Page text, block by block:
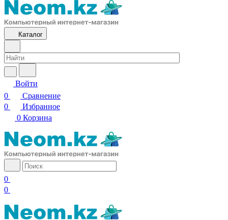
Каталог
Войти
0
Сравнение
0
Избранное
0 Корзина
0
0